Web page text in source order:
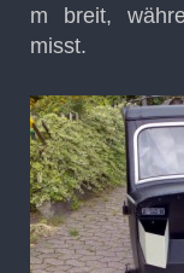
m breit,
misst.